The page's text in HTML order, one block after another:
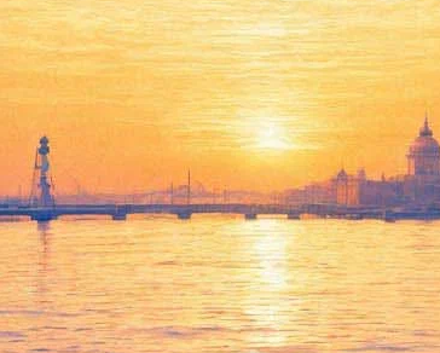
«Превращение» по Кафке и видные участники
под одной крышей независимые театральные
в театральную площадку со сценой и
В афише, которую уже формируют
классы и творческие встречи.
театральных площадок для тех, кто направлен
будет не только отвечать запросам театров,
Наталья Беспалова.